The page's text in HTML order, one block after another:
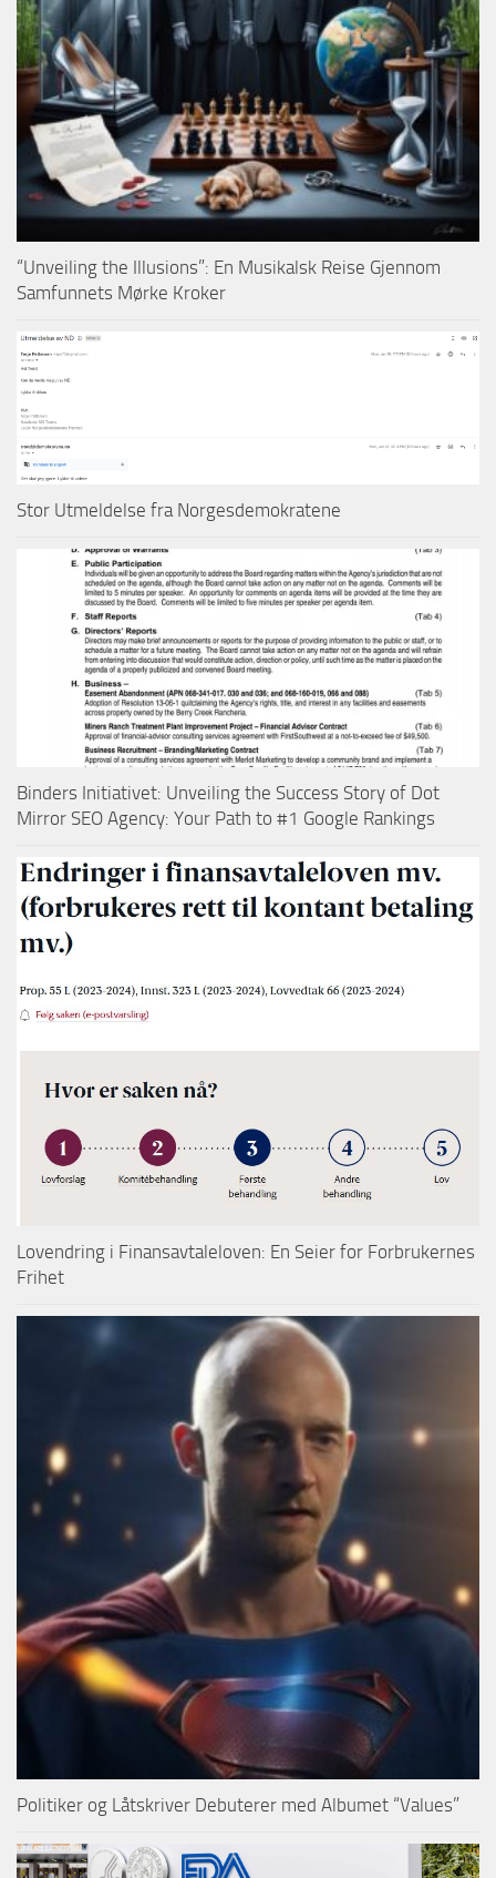
“Unveiling the Illusions”: En Musikalsk Reise Gjennom
Samfunnets Mørke Kroker
Stor Utmeldelse fra Norgesdemokratene
Binders Initiativet: Unveiling the Success Story of Dot
Mirror SEO Agency: Your Path to #1 Google Rankings
Lovendring i Finansavtaleloven: En Seier for Forbrukernes
Frihet
Politiker og Låtskriver Debuterer med Albumet “Values”